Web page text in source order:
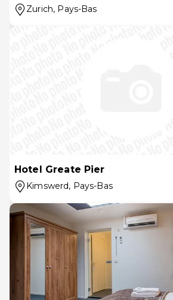
Zurich, Pays-Bas
Hotel Greate Pier
Kimswerd, Pays-Bas